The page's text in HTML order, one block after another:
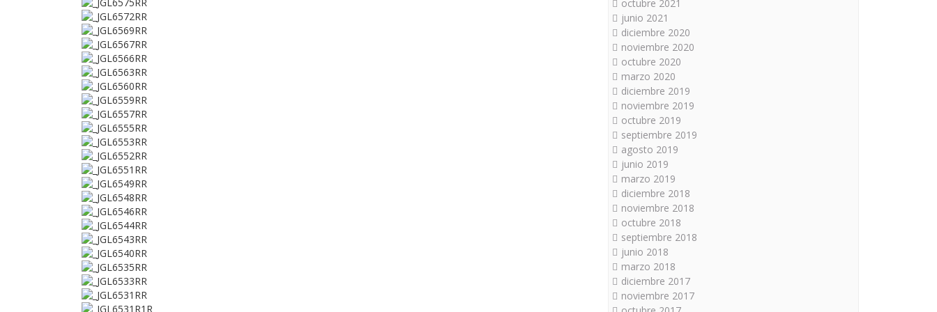
octubre 2021
junio 2021
diciembre 2020
noviembre 2020
octubre 2020
marzo 2020
diciembre 2019
noviembre 2019
octubre 2019
septiembre 2019
agosto 2019
junio 2019
marzo 2019
diciembre 2018
noviembre 2018
octubre 2018
septiembre 2018
junio 2018
marzo 2018
diciembre 2017
noviembre 2017